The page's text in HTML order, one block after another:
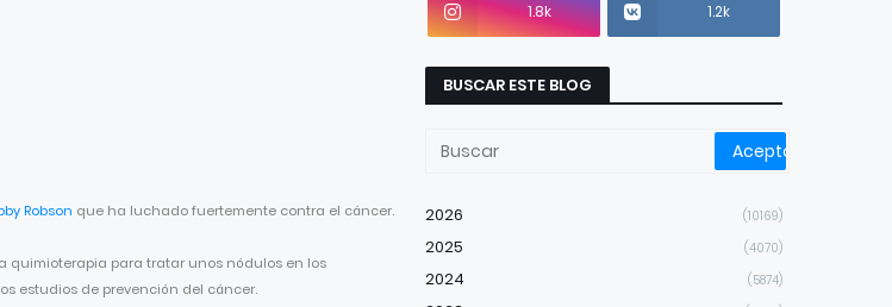
Robson que ha luchado fuertemente contra el cáncer.
quimioterapia para tratar unos nódulos en los
estudios de prevención del cáncer.
1.8k 1.2k
BUSCAR ESTE BLOG
2026 (10169)
2025 (4070)
2024 (5874)